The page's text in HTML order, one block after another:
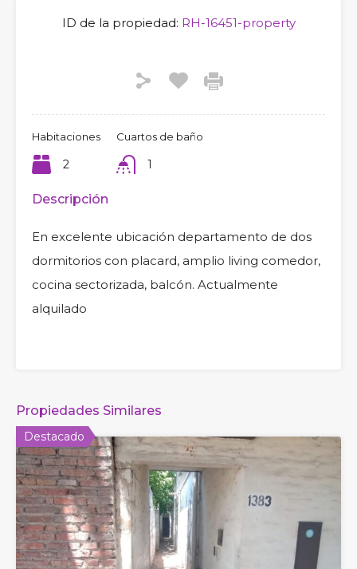
ID de la propiedad: RH-16451-property
Habitaciones
2
Cuartos de baño
1
Descripción
En excelente ubicación departamento de dos
dormitorios con placard, amplio living comedor,
cocina sectorizada, balcón. Actualmente
alquilado
Propiedades Similares
Destacado